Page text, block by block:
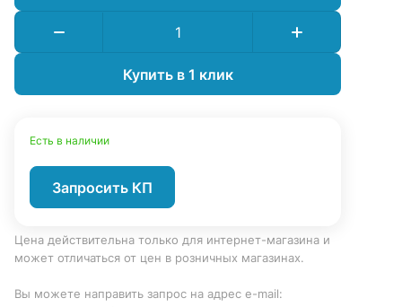
Купить в 1 клик
Есть в наличии
Запросить КП
Цена действительна только для интернет-магазина и
может отличаться от цен в розничных магазинах.
Вы можете направить запрос на адрес e-mail: